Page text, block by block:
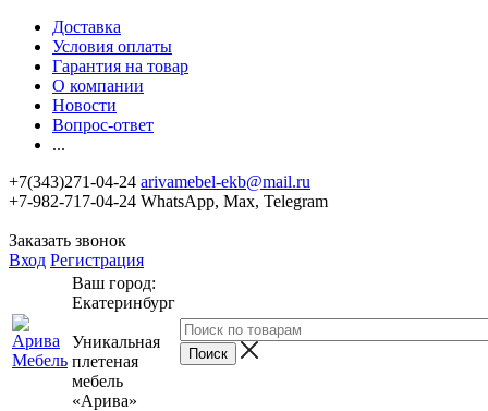
Доставка
Условия оплаты
Гарантия на товар
О компании
Новости
Вопрос-ответ
...
+7(343)271-04-24 arivamebel-ekb@mail.ru
+7-982-717-04-24 WhatsApp, Max, Telegram
Заказать звонок
Вход Регистрация
Ваш город:
Екатеринбург
Уникальная
плетеная
мебель
«Арива»